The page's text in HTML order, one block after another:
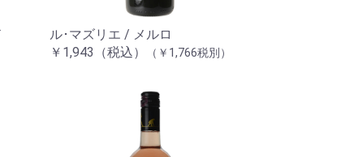
ル･マズリエ / メルロ
￥1,943（税込）
（￥1,766税別）